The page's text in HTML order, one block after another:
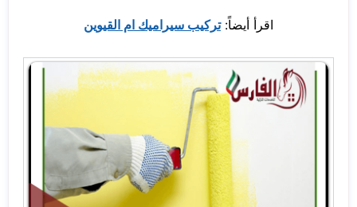
اقرأ أيضاً:تركيب سيراميك ام القيوين